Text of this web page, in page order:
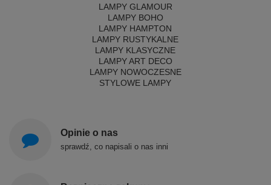
LAMPY GLAMOUR
LAMPY BOHO
LAMPY HAMPTON
LAMPY RUSTYKALNE
LAMPY KLASYCZNE
LAMPY ART DECO
LAMPY NOWOCZESNE
STYLOWE LAMPY
Opinie o nas
sprawdź, co napisali o nas inni